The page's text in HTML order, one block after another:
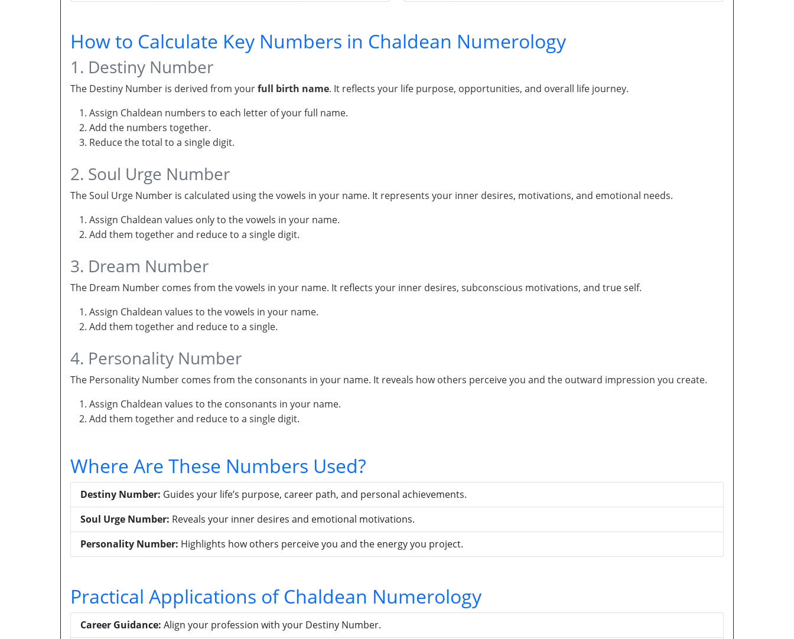
How to Calculate Key Numbers in Chaldean Numerology
1. Destiny Number
The Destiny Number is derived from yourfull birth name. It reflects your life purpose, opportunities, and overall life journey.
Assign Chaldean numbers to each letter of your full name.
Add the numbers together.
Reduce the total to a single digit.
2. Soul Urge Number
The Soul Urge Number is calculated using the vowels in your name. It represents your inner desires, motivations, and emotional needs.
Assign Chaldean values only to the vowels in your name.
Add them together and reduce to a single digit.
3. Dream Number
The Dream Number comes from the vowels in your name. It reflects your inner desires, subconscious motivations, and true self.
Assign Chaldean values to the vowels in your name.
Add them together and reduce to a single.
4. Personality Number
The Personality Number comes from the consonants in your name. It reveals how others perceive you and the outward impression you create.
Assign Chaldean values to the consonants in your name.
Add them together and reduce to a single digit.
Where Are These Numbers Used?
Destiny Number: Guides your life’s purpose, career path, and personal achievements.
Soul Urge Number: Reveals your inner desires and emotional motivations.
Personality Number: Highlights how others perceive you and the energy you project.
Practical Applications of Chaldean Numerology
Career Guidance: Align your profession with your Destiny Number.